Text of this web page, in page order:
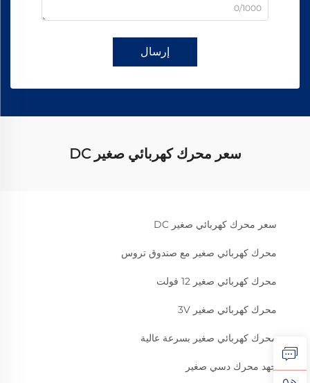
0/1000
إرسال
سعر محرك كهربائي صغير DC
سعر محرك كهربائي صغير DC
محرك كهربائي صغير مع صندوق تروس
محرك كهربائي صغير 12 فولت
محرك كهربائي صغير 3V
محرك كهربائي صغير بسرعة عالية
جهد محرك دسي صغير